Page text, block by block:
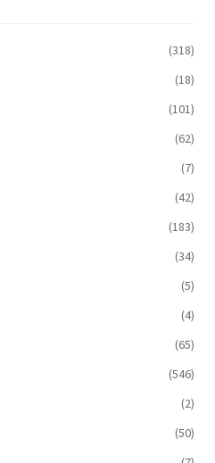
(318)
(18)
(101)
(62)
(7)
(42)
(183)
(34)
(5)
(4)
(65)
(546)
(2)
(50)